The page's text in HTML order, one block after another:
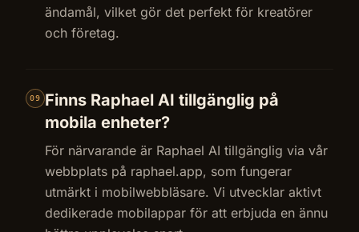
ändamål, vilket gör det perfekt för kreatörer
och företag.
09
Finns Raphael AI tillgänglig på
mobila enheter?
För närvarande är Raphael AI tillgänglig via vår
webbplats på raphael.app, som fungerar
utmärkt i mobilwebbläsare. Vi utvecklar aktivt
dedikerade mobilappar för att erbjuda en ännu